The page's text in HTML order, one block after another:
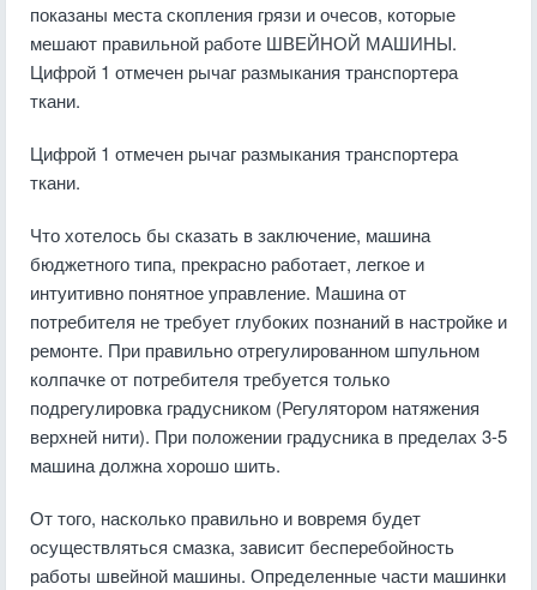
показаны места скопления грязи и очесов, которые
мешают правильной работе ШВЕЙНОЙ МАШИНЫ.
Цифрой 1 отмечен рычаг размыкания транспортера
ткани.
Цифрой 1 отмечен рычаг размыкания транспортера
ткани.
Что хотелось бы сказать в заключение, машина
бюджетного типа, прекрасно работает, легкое и
интуитивно понятное управление. Машина от
потребителя не требует глубоких познаний в настройке и
ремонте. При правильно отрегулированном шпульном
колпачке от потребителя требуется только
подрегулировка градусником (Регулятором натяжения
верхней нити). При положении градусника в пределах 3-5
машина должна хорошо шить.
От того, насколько правильно и вовремя будет
осуществляться смазка, зависит бесперебойность
работы швейной машины. Определенные части машинки